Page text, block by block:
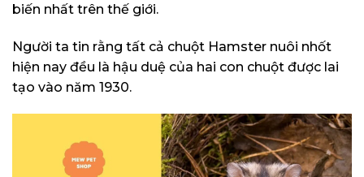
biến nhất trên thế giới.
Người ta tin rằng tất cả chuột Hamster nuôi nhốt
hiện nay đều là hậu duệ của hai con chuột được lai
tạo vào năm 1930.